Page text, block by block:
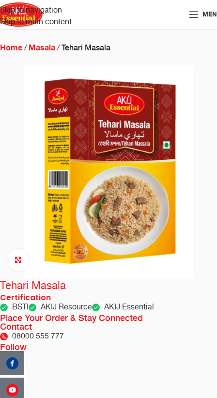
Skip to navigation
Skip to main content
Home Masala Tehari Masala
Click to enlarge
Tehari Masala
Certification
BSTI AKIJ Resource AKIJ Essential
Place Your Order & Stay Connected
Contact
08000 555 777
Follow